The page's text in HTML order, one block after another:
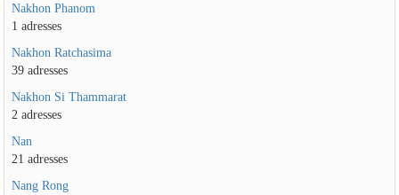
Nakhon Phanom
1 adresses
Nakhon Ratchasima
39 adresses
Nakhon Si Thammarat
2 adresses
Nan
21 adresses
Nang Rong